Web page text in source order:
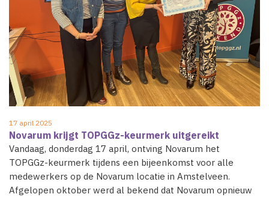
17 april 2025
Novarum krijgt TOPGGz-keurmerk uitgereikt
Vandaag, donderdag 17 april, ontving Novarum het
TOPGGz-keurmerk tijdens een bijeenkomst voor alle
medewerkers op de Novarum locatie in Amstelveen.
Afgelopen oktober werd al bekend dat Novarum opnieuw